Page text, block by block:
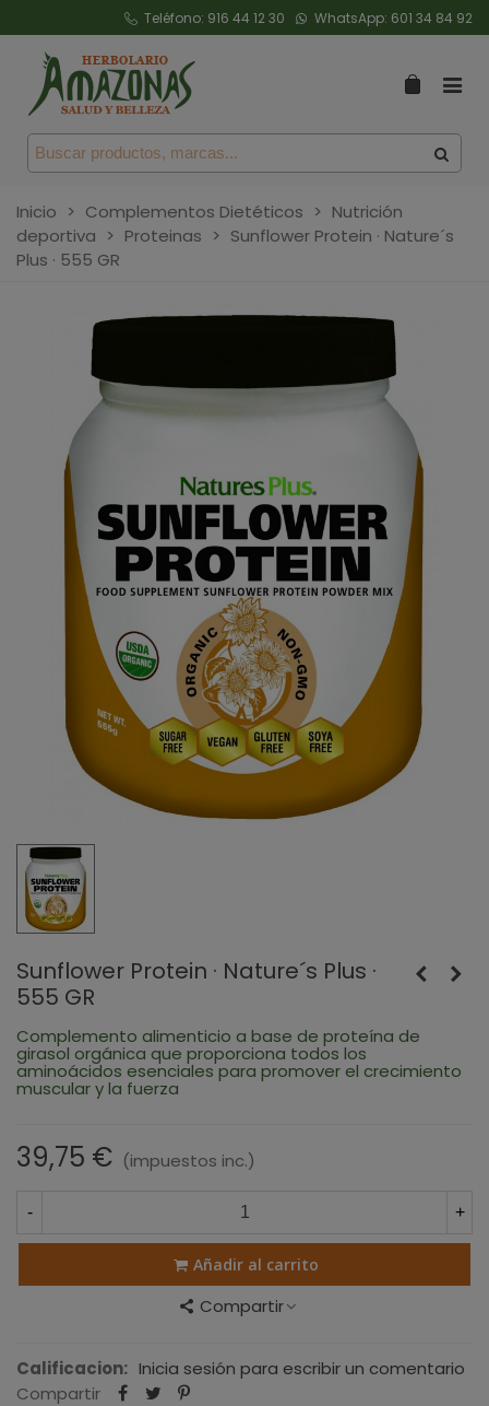
Teléfono: 916 44 12 30 WhatsApp: 601 34 84 92
Inicio > Complementos Dietéticos > Nutrición
deportiva > Proteinas > Sunflower Protein · Nature´s
Plus · 555 GR
Sunflower Protein · Nature´s Plus ·
555 GR
Complemento alimenticio a base de proteína de
girasol orgánica que proporciona todos los
aminoácidos esenciales para promover el crecimiento
muscular y la fuerza
39,75 € (impuestos inc.)
- +
Añadir al carrito
Compartir
Calificacion: Inicia sesión para escribir un comentario
Compartir